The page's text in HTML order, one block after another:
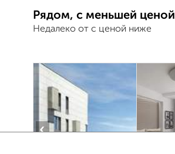
Рядом, с меньшей ценой
Недалеко от с ценой ниже
‹